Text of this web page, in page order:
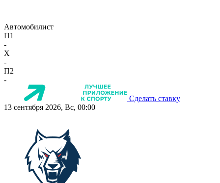
Автомобилист
П1
-
X
-
П2
-
Сделать ставку
13 сентября 2026, Вс, 00:00